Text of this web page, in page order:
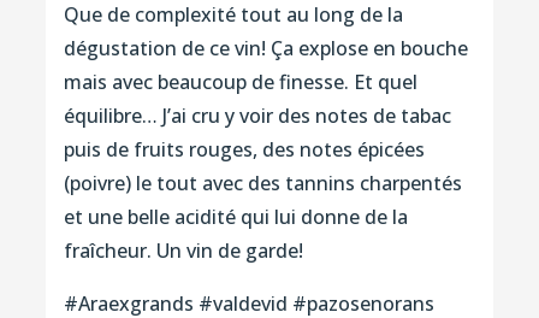
Que de complexité tout au long de la
dégustation de ce vin! Ça explose en bouche
mais avec beaucoup de finesse. Et quel
équilibre… J’ai cru y voir des notes de tabac
puis de fruits rouges, des notes épicées
(poivre) le tout avec des tannins charpentés
et une belle acidité qui lui donne de la
fraîcheur. Un vin de garde!
#Araexgrands #valdevid #pazosenorans